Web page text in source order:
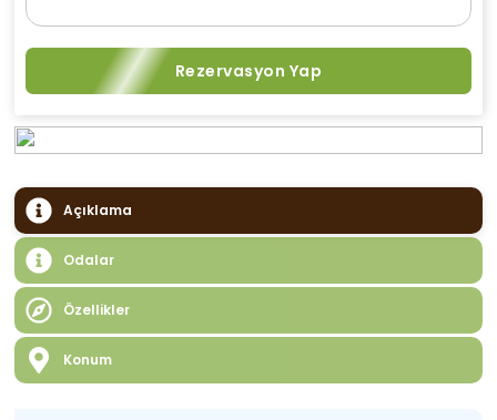
Rezervasyon Yap
Açıklama
Odalar
Özellikler
Konum